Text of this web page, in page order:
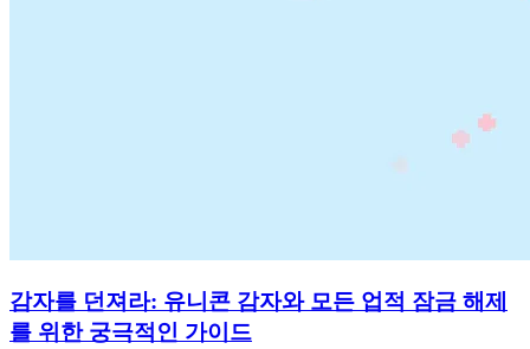
감자를 던져라: 유니콘 감자와 모든 업적 잠금 해제
를 위한 궁극적인 가이드